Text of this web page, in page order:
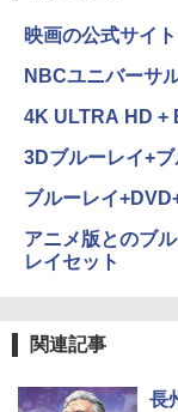
映画の公式サイト
NBCユニバーサ
4K ULTRA HD +
3Dブルーレイ+
ブルーレイ
アニメ版とのブ
レイセット
関連記事
長